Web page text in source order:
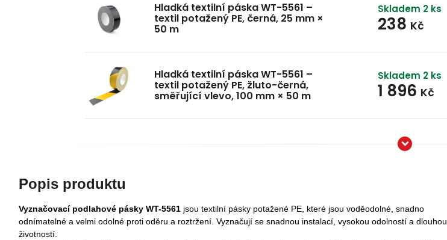
Hladká textilní páska WT-5561 –
textil potažený PE, černá, 25 mm ×
50 m
Skladem 2 ks
238 Kč
Hladká textilní páska WT-5561 –
textil potažený PE, žluto-černá,
směřující vlevo, 100 mm × 50 m
Skladem 2 ks
1 896 Kč
Popis produktu
Vyznačovací podlahové pásky WT-5561 jsou textilní pásky potažené PE, které jsou voděodolné, snadno
odnímatelné a velmi odolné proti oděru a roztržení. Vyznačují se snadnou instalací, vysokou odolností a dlouhou
životností.